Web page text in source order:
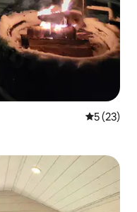
5 (23)